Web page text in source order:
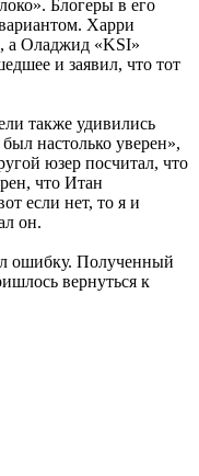
Блогеры в его
Харри
а Оладжид «KSI»
и заявил, что тот
также удивились
настолько уверен»,
юзер посчитал, что
что Итан
если нет, то я и
он.
ошибку. Полученный
вернуться к